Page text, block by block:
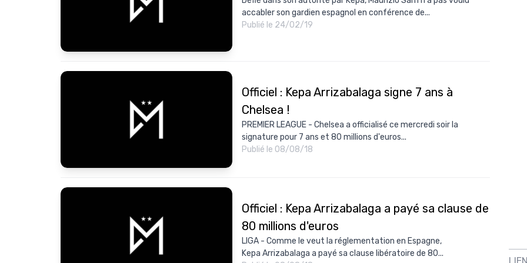
accabler son gardien espagnol en conférence de...
Publié le 24/02/19
Officiel : Kepa Arrizabalaga signe 7 ans à
Chelsea !
PREMIER LEAGUE - Chelsea a officialisé ce mercredi soir la
signature pour 7 ans et 80 millions d'euros...
Publié le 08/08/18
Officiel : Kepa Arrizabalaga a payé sa clause de
80 millions d'euros
LIGA - Comme le veut la réglementation en Espagne,
Kepa Arrizabalaga a payé sa clause libératoire de 80...